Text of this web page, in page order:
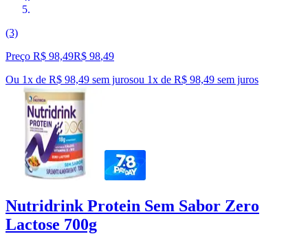
(3)
Preço R$ 98,49R$ 98,49
Ou 1x de R$ 98,49 sem jurosou 1x de R$ 98,49 sem juros
Nutridrink Protein Sem Sabor Zero
Lactose 700g